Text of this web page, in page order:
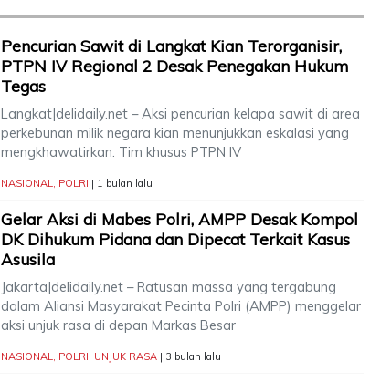
Pencurian Sawit di Langkat Kian Terorganisir,
PTPN IV Regional 2 Desak Penegakan Hukum
Tegas
Langkat|delidaily.net – Aksi pencurian kelapa sawit di area
perkebunan milik negara kian menunjukkan eskalasi yang
mengkhawatirkan. Tim khusus PTPN IV
NASIONAL, POLRI | 1 bulan lalu
Gelar Aksi di Mabes Polri, AMPP Desak Kompol
DK Dihukum Pidana dan Dipecat Terkait Kasus
Asusila
Jakarta|delidaily.net – Ratusan massa yang tergabung
dalam Aliansi Masyarakat Pecinta Polri (AMPP) menggelar
aksi unjuk rasa di depan Markas Besar
NASIONAL, POLRI, UNJUK RASA | 3 bulan lalu